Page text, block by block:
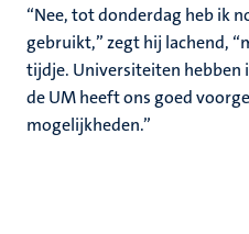
“Nee, tot donderdag heb ik
gebruikt,” zegt hij lachend,
tijdje. Universiteiten hebben
de UM heeft ons goed
mogelijkheden.”